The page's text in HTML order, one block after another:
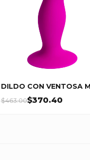
DILDO CON VENTOSA
$463.00$370.40